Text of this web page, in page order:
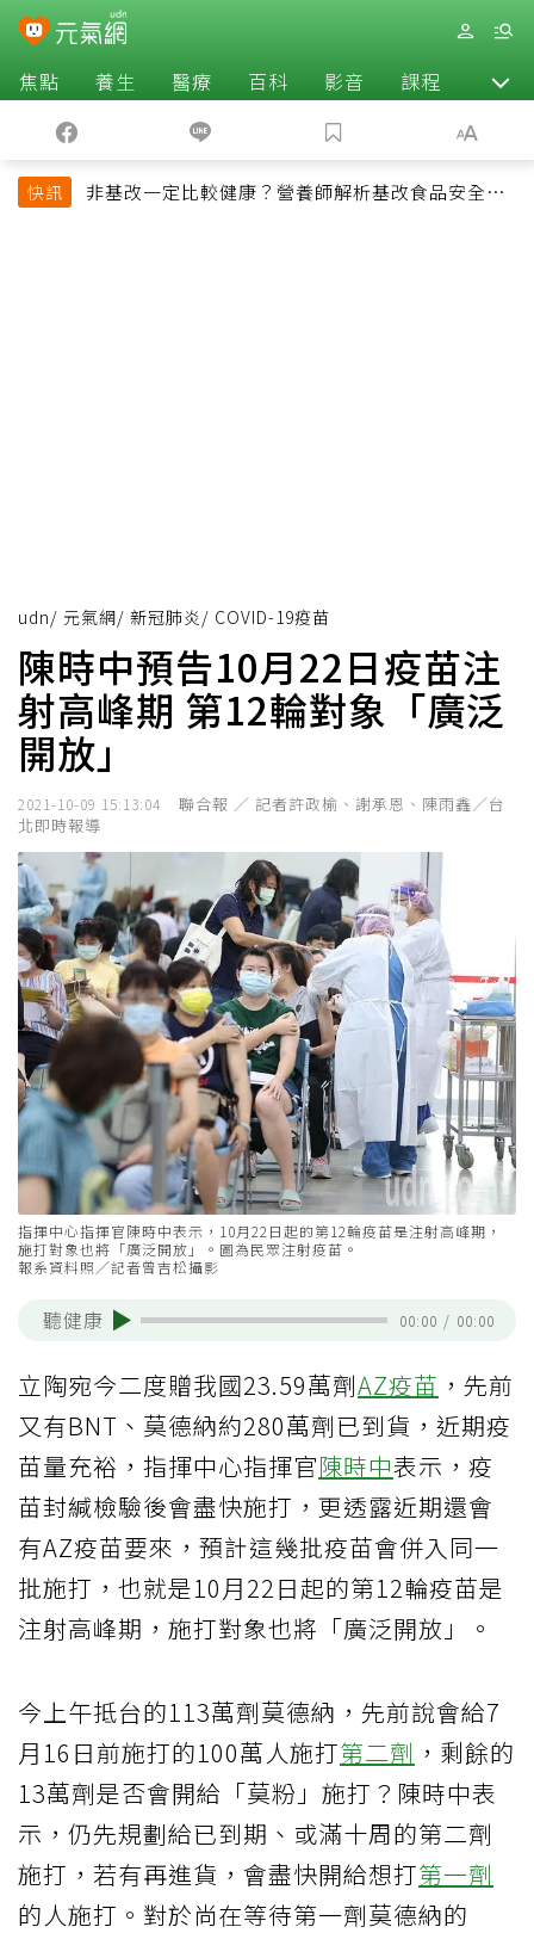
焦點 養生 醫療 百科 影音 課程 退休
快訊
非基改一定比較健康？營養師解析基改食品安全性
udn/ 元氣網/ 新冠肺炎 / COVID-19疫苗
陳時中預告10月22日疫苗注
射高峰期 第12輪對象「廣泛
開放」
2021-10-09 15:13:04
聯合報 ／ 記者許政榆、謝承恩、陳雨鑫／台
北即時報導
指揮中心指揮官陳時中表示，10月22日起的第12輪疫苗是注射高峰期，
施打對象也將「廣泛開放」。圖為民眾注射疫苗。
報系資料照／記者曾吉松攝影
聽健康 00:00 / 00:00
立陶宛今二度贈我國23.59萬劑AZ疫苗 ，先前
又有BNT、莫德納約280萬劑已到貨，近期疫
苗量充裕，指揮中心指揮官陳時中表示，疫
苗封緘檢驗後會盡快施打，更透露近期還會
有AZ疫苗要來，預計這幾批疫苗會併入同一
批施打，也就是10月22日起的第12輪疫苗是
注射高峰期，施打對象也將「廣泛開放」。
今上午抵台的113萬劑莫德納，先前說會給7
月16日前施打的100萬人施打第二劑 ，剩餘的
13萬劑是否會開給「莫粉」施打？陳時中表
示，仍先規劃給已到期、或滿十周的第二劑
施打，若有再進貨，會盡快開給想打第一劑
的人施打。對於尚在等待第一劑莫德納的